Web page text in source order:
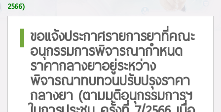
2566)
ขอแจ้งประกาศรายการยาที่คณะ
อนุกรรมการพิจารณากำหนด
ราคากลางยาอยู่ระหว่าง
พิจารณาทบทวนปรับปรุงราคา
กลางยา (ตามมติอนุกรรมการฯ